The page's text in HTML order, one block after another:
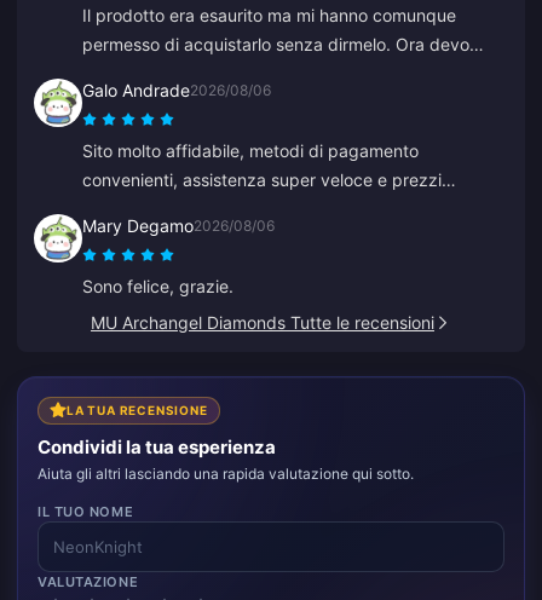
Il prodotto era esaurito ma mi hanno comunque
permesso di acquistarlo senza dirmelo. Ora devo
Galo Andrade2026/08/06
Sito molto affidabile, metodi di pagamento
convenienti, assistenza super veloce e prezzi
Mary Degamo2026/08/06
Sono felice, grazie.
MU Archangel Diamonds Tutte le recensioni
LA TUA RECENSIONE
Condividi la tua esperienza
Aiuta gli altri lasciando una rapida valutazione qui sotto.
IL TUO NOME
VALUTAZIONE